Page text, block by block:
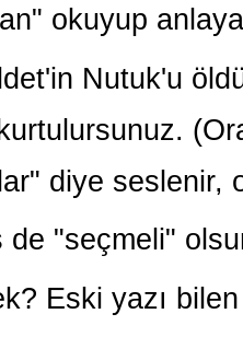
okuyup
Nutuk'u
diye seslenir,
de "seçmeli"
Eski yazı